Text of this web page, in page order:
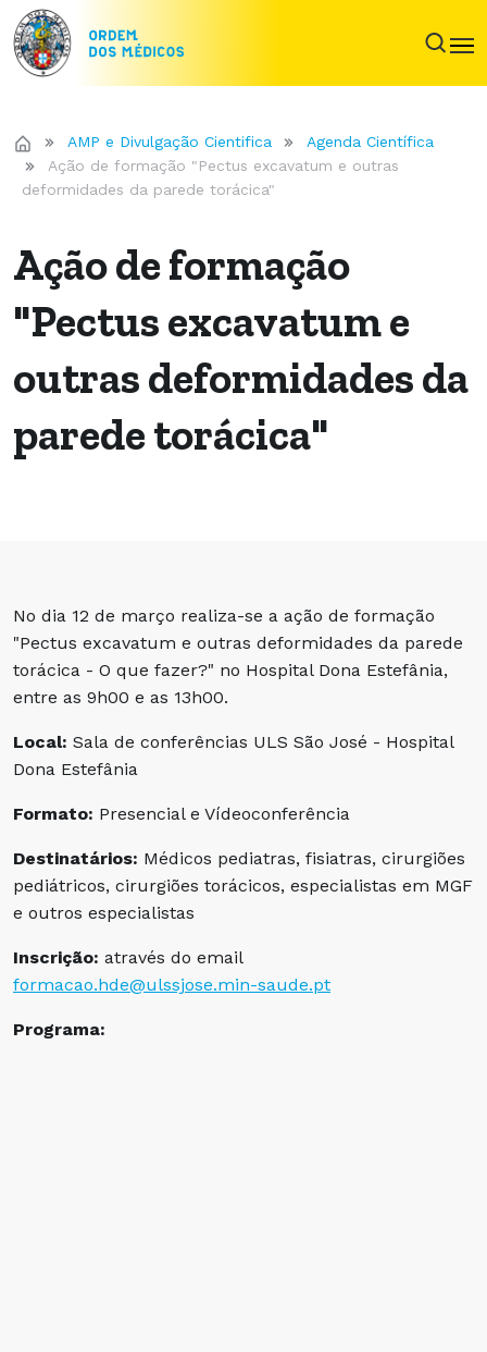
AMP e Divulgação Cientifica
Agenda Científica
Ação de formação "Pectus excavatum e outras
deformidades da parede torácica"
Ação de formação
"Pectus excavatum e
outras deformidades da
parede torácica"
No dia 12 de março realiza-se a ação de formação
"Pectus excavatum e outras deformidades da parede
torácica - O que fazer?" no Hospital Dona Estefânia,
entre as 9h00 e as 13h00.
Local: Sala de conferências ULS São José - Hospital
Dona Estefânia
Formato: Presencial e Vídeoconferência
Destinatários: Médicos pediatras, fisiatras, cirurgiões
pediátricos, cirurgiões torácicos, especialistas em MGF
e outros especialistas
Inscrição: através do email
formacao.hde@ulssjose.min-saude.pt
Programa: